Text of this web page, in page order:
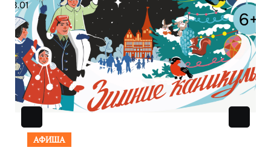
АФИША